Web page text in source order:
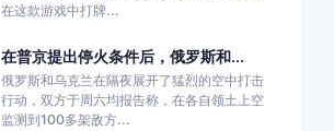
在这款游戏中打牌...
在普京提出停火条件后，俄罗斯和...
俄罗斯和乌克兰在隔夜展开了猛烈的空中打击
行动，双方于周六均报告称，在各自领土上空
监测到100多架敌方...